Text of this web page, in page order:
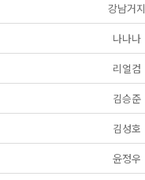
강남거지
나나나
리얼컴
김승준
김성호
윤정우